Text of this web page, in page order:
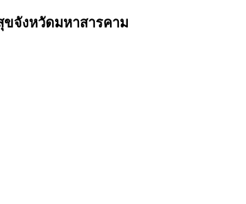
จังหวัดมหาสารคาม